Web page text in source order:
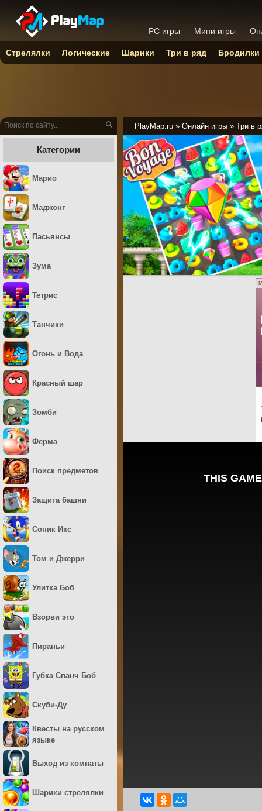
PlayMap.ru » Онлайн игры » Три в
Категории
Марио
Маджонг
Пасьянсы
Зума
Тетрис
Танчики
Огонь и Вода
Красный шар
Зомби
Ферма
Поиск предметов
Защита башни
Соник Икс
Том и Джерри
Улитка Боб
Взорви это
Пираньи
Губка Спанч Боб
Скуби-Ду
Квесты на русском
языке
Выход из комнаты
Шарики стрелялки
PC игры Мини игры
Стрелялки Логические Шарики Три в ряд Бродилки